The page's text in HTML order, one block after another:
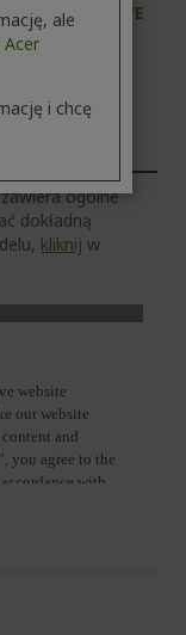
FIRMOWE
ogólne
dokładną
kliknij w
ale
i chcę